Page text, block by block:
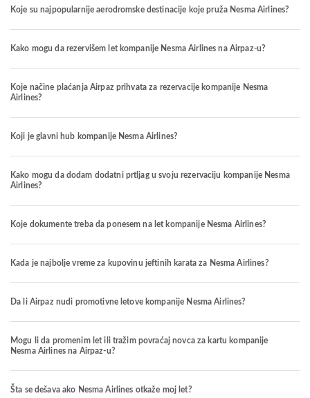
Koje su najpopularnije aerodromske destinacije koje pruža Nesma Airlines?
Kako mogu da rezervišem let kompanije Nesma Airlines na Airpaz-u?
Koje načine plaćanja Airpaz prihvata za rezervacije kompanije Nesma
Airlines?
Koji je glavni hub kompanije Nesma Airlines?
Kako mogu da dodam dodatni prtljag u svoju rezervaciju kompanije Nesma
Airlines?
Koje dokumente treba da ponesem na let kompanije Nesma Airlines?
Kada je najbolje vreme za kupovinu jeftinih karata za Nesma Airlines?
Da li Airpaz nudi promotivne letove kompanije Nesma Airlines?
Mogu li da promenim let ili tražim povraćaj novca za kartu kompanije
Nesma Airlines na Airpaz-u?
Šta se dešava ako Nesma Airlines otkaže moj let?